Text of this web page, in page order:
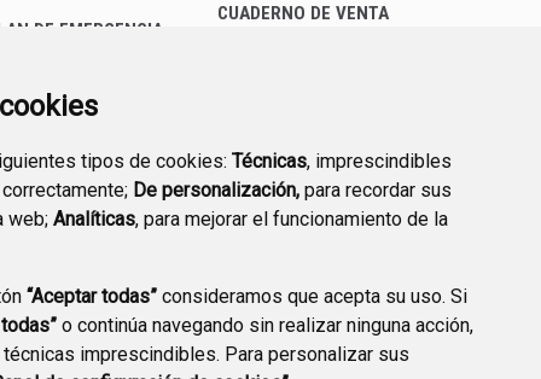
tipos de cookies: Técnicas, imprescindibles
De personalización, para recordar sus
web; Analíticas, para mejorar el funcionamiento de la
“Aceptar todas” consideramos que acepta su uso. Si
o continúa navegando sin realizar ninguna acción,
imprescindibles. Para personalizar sus
DE EMERGENCIA
CUADERNO DE VENTA
PREGUNTAS
FRECUENTES
PLAN DE ACCIÓN LOCAL
2030